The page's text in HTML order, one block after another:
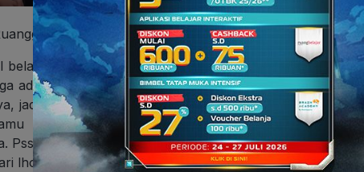
Live (Sumber: Youtube Ruangguru)
di Instagram atau YouTube Live Ruangguru? Nah,
ada livelho. Mulai dari bahas berbagai materi pelajaran,
jadwalnya setiap Senin Rabu Kamis. Kamu juga bisa cek
ya atau ikut kirim pertanyaan untuk pembahasan
Psst, di pertengahan Juli nanti saat kamu masuk sekolah,
lho!